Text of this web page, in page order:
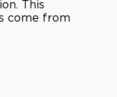
This
come from